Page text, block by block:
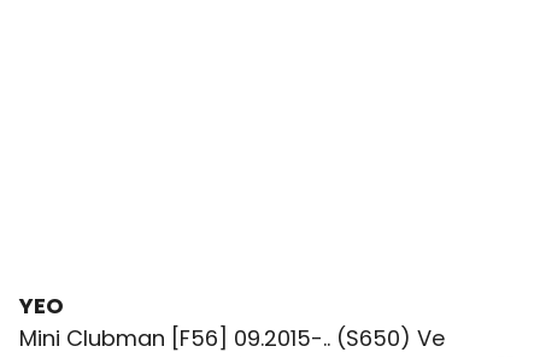
YEO
Mini Clubman [F56] 09.2015-.. (S650) Ve